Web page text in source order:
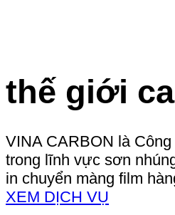
thế giới
VINA CARBON là
trong lĩnh vực sơn
in chuyển màng film
XEM DỊCH VỤ